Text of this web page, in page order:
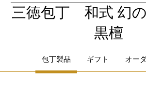
|
三徳包丁 和式 幻
黒檀
包丁製品 ギフト オー